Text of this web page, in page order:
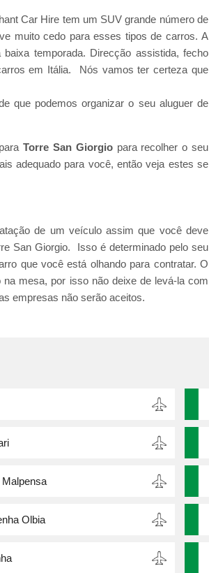
Car Hire tem um SUV grande número de
muito cedo para esses tipos de carros. A
temporada. Direcção assistida, fecho
em Itália. Nós vamos ter certeza que
que podemos organizar o seu aluguer de
Torre San Giorgio para recolher o seu
adequado para você, então veja estes se
de um veículo assim que você deve
San Giorgio. Isso é determinado pelo seu
que você está olhando para contratar. O
mesa, por isso não deixe de levá-la com
empresas não serão aceitos.
Malpensa
Olbia